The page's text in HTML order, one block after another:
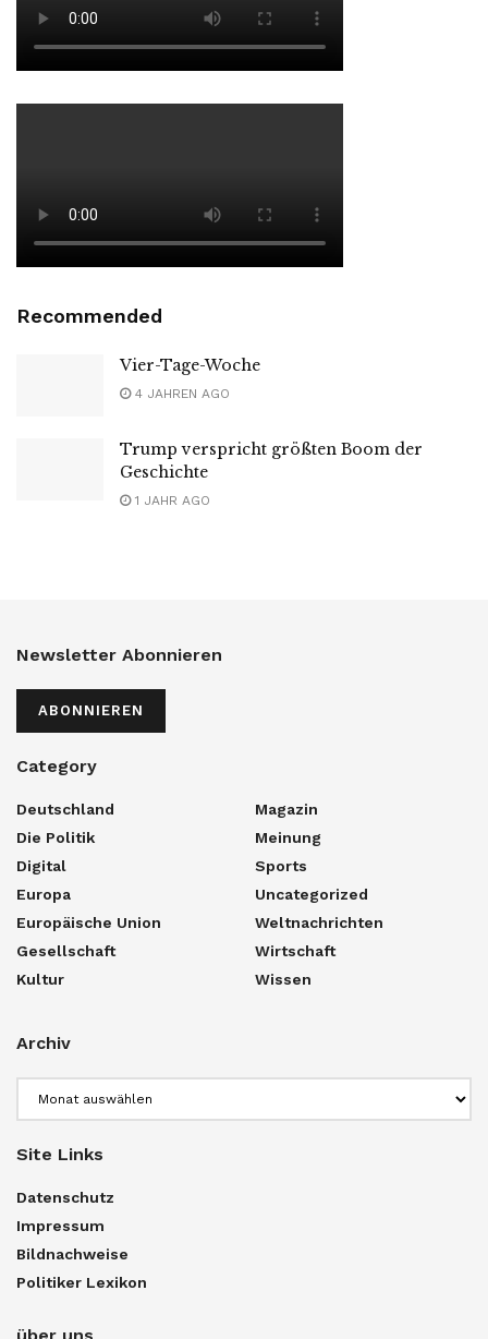
Recommended
Vier-Tage-Woche
4 JAHREN AGO
Trump verspricht größten Boom der
Geschichte
1 JAHR AGO
Newsletter Abonnieren
ABONNIEREN
Category
Deutschland
Die Politik
Digital
Europa
Europäische Union
Gesellschaft
Kultur
Magazin
Meinung
Sports
Uncategorized
Weltnachrichten
Wirtschaft
Wissen
Archiv
Site Links
Datenschutz
Impressum
Bildnachweise
Politiker Lexikon